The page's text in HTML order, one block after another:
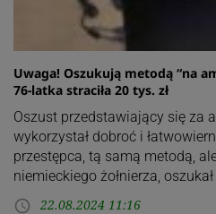
Uwaga! Oszukują metodą “na
76-latka straciła 20 tys. zł
Oszust przedstawiający się za
wykorzystał dobroć i
przestępca, tą samą metodą,
niemieckiego żołnierza,
access_time 22.08.2024 11:16